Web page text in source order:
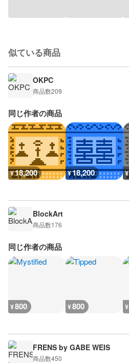
似ている商品
OKPC
商品数209
同じ作者の商品
¥18,200 ¥18,200 ¥
BlockArt
商品数176
同じ作者の商品
¥800 ¥800 ¥
FRENS by GABE WEIS
商品数450